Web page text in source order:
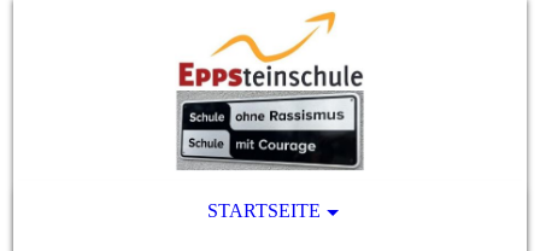
STARTSEITE